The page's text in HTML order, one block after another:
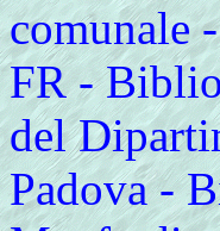
comunale
FR -
del
Padova -